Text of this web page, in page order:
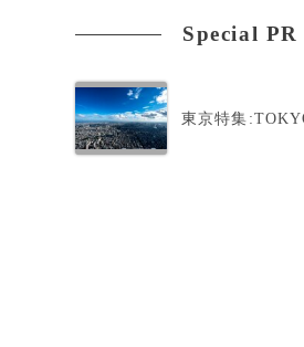
Special PR
東京特集